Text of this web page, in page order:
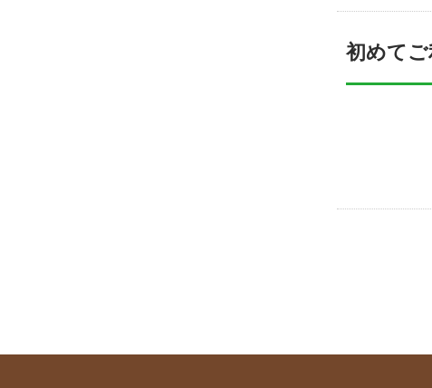
初めて